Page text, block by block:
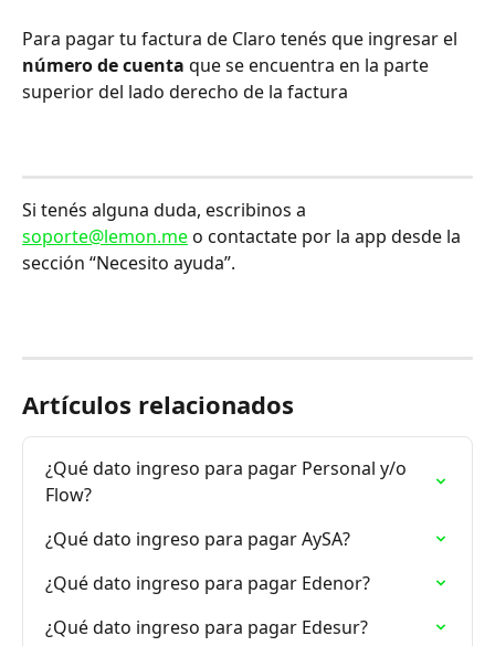
Para pagar tu factura de Claro tenés que ingresar el
número de cuenta que se encuentra en la parte
superior del lado derecho de la factura
Si tenés alguna duda, escribinos a
soporte@lemon.me o contactate por la app desde la
sección “Necesito ayuda”.
Artículos relacionados
¿Qué dato ingreso para pagar Personal y/o
Flow?
¿Qué dato ingreso para pagar AySA?
¿Qué dato ingreso para pagar Edenor?
¿Qué dato ingreso para pagar Edesur?